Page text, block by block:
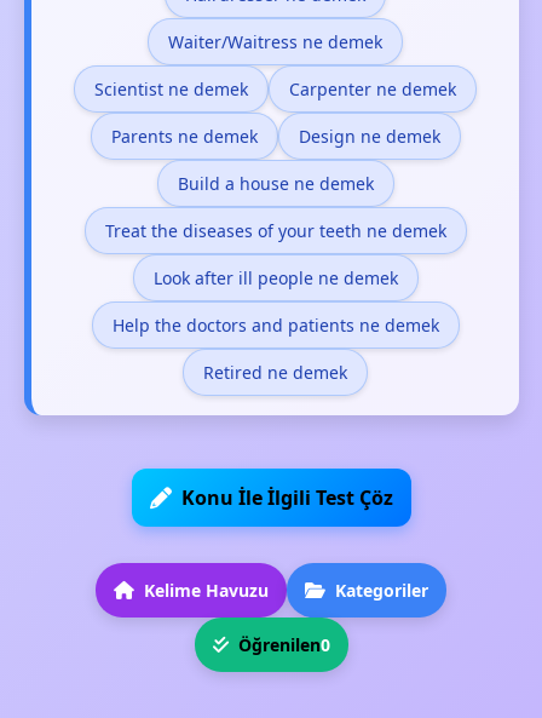
Waiter/Waitress ne demek
Scientist ne demek Carpenter ne demek
Parents ne demek Design ne demek
Build a house ne demek
Treat the diseases of your teeth ne demek
Look after ill people ne demek
Help the doctors and patients ne demek
Retired ne demek
Konu İle İlgili Test Çöz
Kelime Havuzu Kategoriler
Öğrenilen0